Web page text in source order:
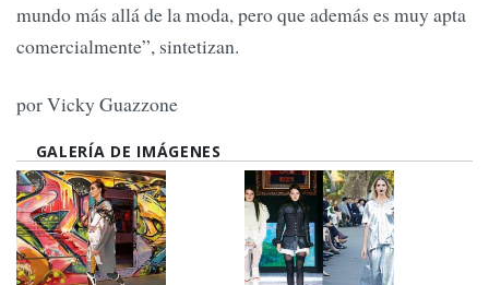
mundo más allá de la moda, pero que además es muy apta
comercialmente”, sintetizan.
por Vicky Guazzone
GALERÍA DE IMÁGENES